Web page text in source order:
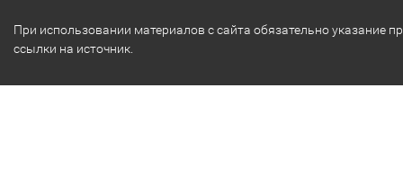
При использовании материалов с сайта обязательно указание
ссылки на источник.